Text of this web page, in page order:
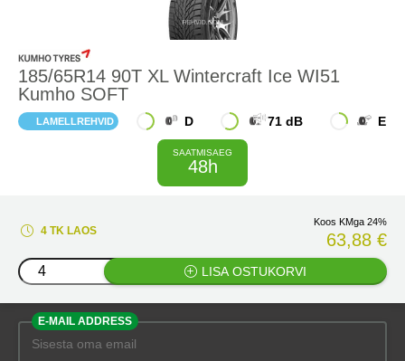
185/65R14 90T XL Wintercraft Ice WI51
Kumho SOFT
LAMELLREHVID D 71 dB E
SAATMISAEG
48h
4 TK LAOS
Koos KMga 24%
63,88 €
LISA OSTUKORVI
E-MAIL ADDRESS